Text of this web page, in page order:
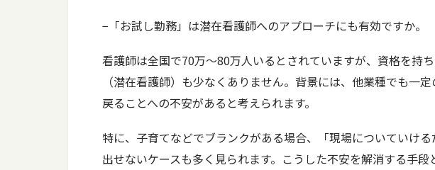
−「お試し勤務」は潜在看護師へのアプローチにも有効ですか。
看護師は全国で70万〜80万人いるとされていますが、資格を持
（潜在看護師）も少なくありません。背景には、他業種でも一
戻ることへの不安があると考えられます。
特に、子育てなどでブランクがある場合、「現場についていけ
出せないケースも多く見られます。こうした不安を解消する手